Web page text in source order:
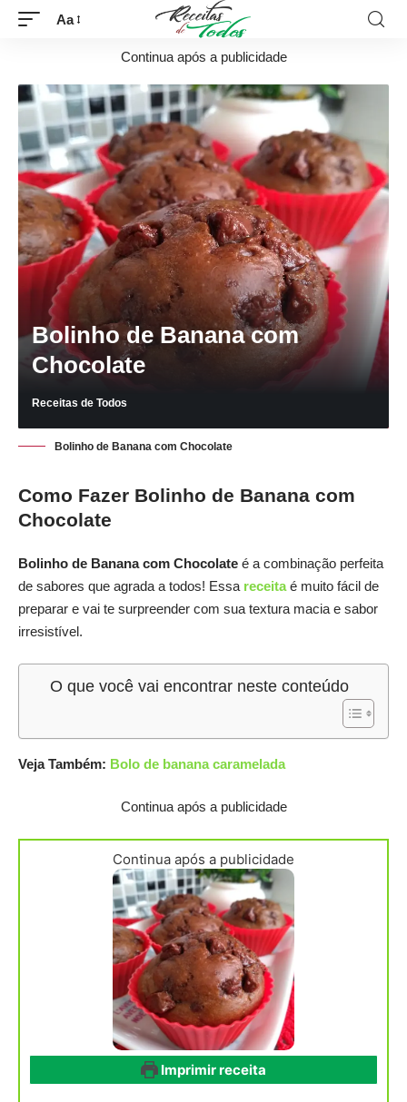
Aa
Continua após a publicidade
Bolinho de Banana com
Chocolate
Receitas de Todos
Bolinho de Banana com Chocolate
Como Fazer Bolinho de Banana com
Chocolate
Bolinho de Banana com Chocolate é a combinação perfeita
de sabores que agrada a todos! Essa receitaé muito fácil de
preparar e vai te surpreender com sua textura macia e sabor
irresistível.
O que você vai encontrar neste conteúdo
Veja Também: Bolo de banana caramelada
Continua após a publicidade
Continua após a publicidade
Imprimir receita